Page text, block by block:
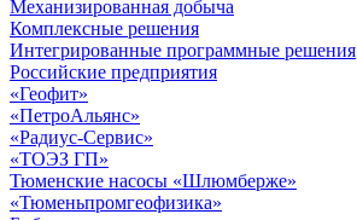
Механизированная добыча
Комплексные решения
Интегрированные программные решения
Российские предприятия
«Геофит»
«ПетроАльянс»
«Радиус-Сервис»
«ТОЭЗ ГП»
Тюменские насосы «Шлюмберже»
«Тюменьпромгеофизика»